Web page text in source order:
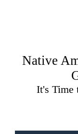
Native
It's Time